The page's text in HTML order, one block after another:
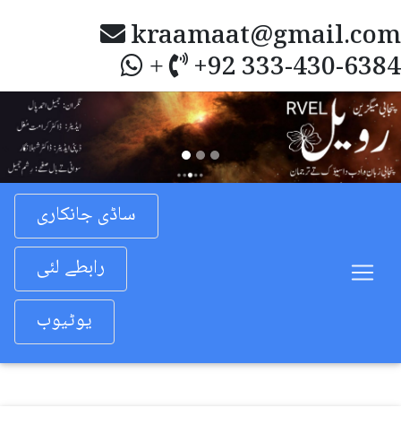
kraamaat@gmail.com
+ +92 333-430-6384
Previous
ساڈی جانکاری
رابطے لئی
یوٹیوب